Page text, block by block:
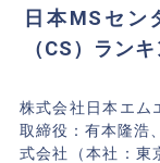
日本MSセン
（CS）ラン
株式会社日本エム
取締役：有本隆浩
式会社（本社：東